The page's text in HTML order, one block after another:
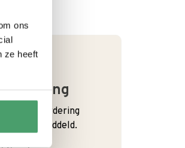
ons
ze heeft
goede waardering
9+ gemiddeld.